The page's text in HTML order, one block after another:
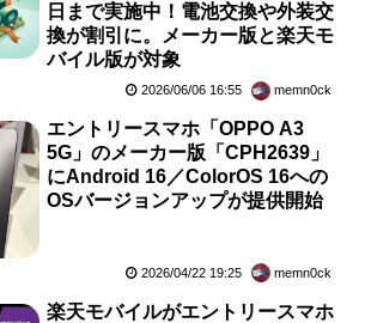
日まで実施中！電池交換や外装交
換が割引に。メーカー版と楽天モ
バイル版が対象
2026/06/06 16:55 memn0ck
エントリースマホ「OPPO A3
5G」のメーカー版「CPH2639」
にAndroid 16／ColorOS 16への
OSバージョンアップが提供開始
2026/04/22 19:25 memn0ck
楽天モバイルがエントリースマホ